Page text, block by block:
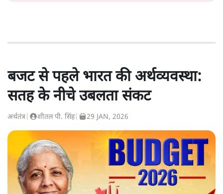
बजट से पहले भारत की अर्थव्यवस्था:
सतह के नीचे उबलता संकट
अर्थतंत्र शीतल पी. सिंह| 29 JAN, 2026